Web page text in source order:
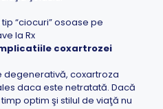
“ciocuri” osoase pe
la Rx
coxartrozei
coxartroza
daca este netratată. Dacă
optim şi stilul de viaţă nu